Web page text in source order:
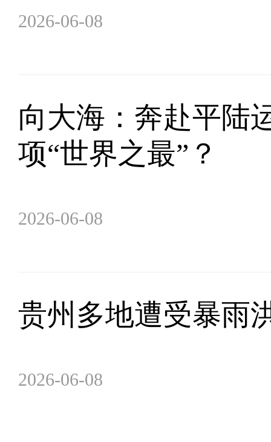
2026-06-08
向大海：奔赴平陆
项“世界之最”？
2026-06-08
贵州多地遭受暴雨
2026-06-08